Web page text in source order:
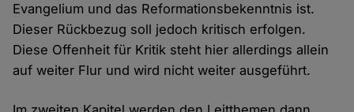
Evangelium und das Reformationsbekenntnis ist.
Dieser Rückbezug soll jedoch kritisch erfolgen.
Diese Offenheit für Kritik steht hier allerdings allein
auf weiter Flur und wird nicht weiter ausgeführt.